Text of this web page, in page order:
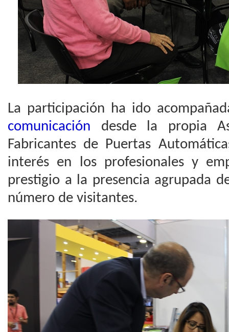
La participación ha ido
comunicación desde la propia
Fabricantes de Puertas
interés en los profesionales y
prestigio a la presencia agrupada
número de visitantes.